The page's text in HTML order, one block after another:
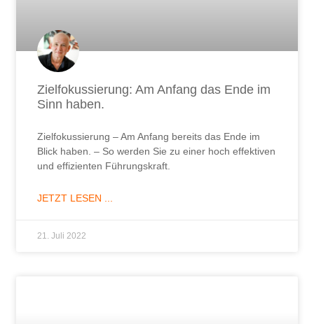
Zielfokussierung: Am Anfang das Ende im
Sinn haben.
Zielfokussierung – Am Anfang bereits das Ende im
Blick haben. – So werden Sie zu einer hoch effektiven
und effizienten Führungskraft.
JETZT LESEN ...
21. Juli 2022